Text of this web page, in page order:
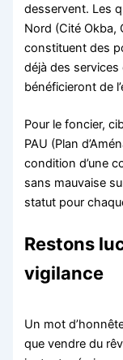
desservent. Les
Nord (Cité Okba,
constituent des
déjà des
bénéficieront de
Pour le foncier,
PAU (Plan
condition d’une
sans mauvaise
statut pour
Restons
vigilance
Un mot
que vendre du